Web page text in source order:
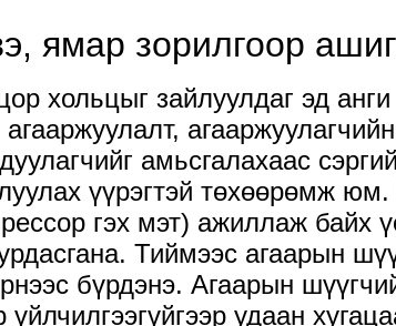
ямар зорилгоор
хольцыг зайлуулдаг эд
амьсгалахаас
үүрэгтэй төхөөрөмж
гэх мэт) ажиллаж байх
Тиймээс агаарын
бүрдэнэ. Агаарын
удаан